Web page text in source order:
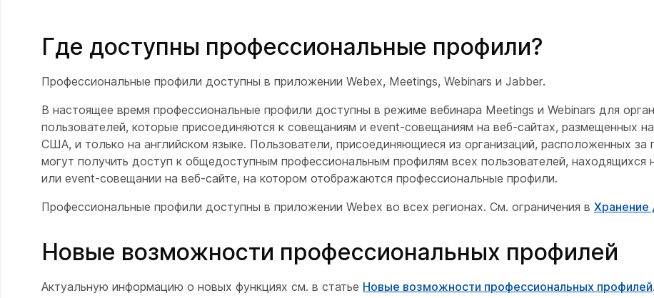
Где доступны профессиональные профили?
Профессиональные профили доступны в приложении Webex, Meetings, Webinars и Jabber.
В настоящее время профессиональные профили доступны в режиме вебинара Meetings и Webinars для
пользователей, которые присоединяются к совещаниям и event-совещаниям на веб-сайтах, размещенных
США, и только на английском языке. Пользователи, присоединяющиеся из организаций, расположенных
могут получить доступ к общедоступным профессиональным профилям всех пользователей, находящихся
или event-совещании на веб-сайте, на котором отображаются профессиональные профили.
Профессиональные профили доступны в приложении Webex во всех регионах. См. ограничения в Хранение
Новые возможности профессиональных профилей
Актуальную информацию о новых функциях см. в статье Новые возможности профессиональных профилей.